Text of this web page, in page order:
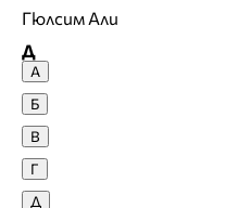
Гюлсим Али
Д
Денислава Сашова
Десислава Денчева
Десислава Николова
Десислава Панчева
А
Б
В
Г
Д